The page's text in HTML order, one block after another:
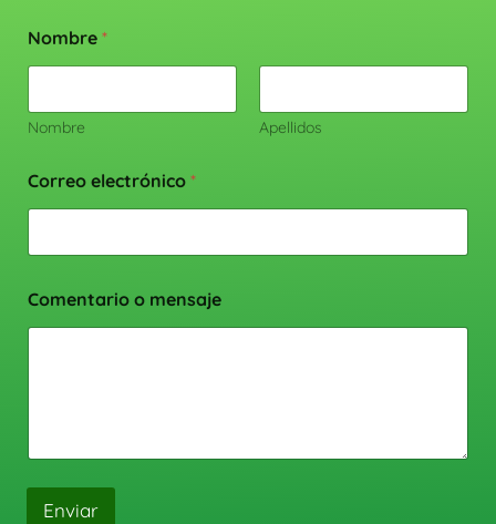
Nombre *
Nombre Apellidos
Correo electrónico *
Comentario o mensaje
Enviar